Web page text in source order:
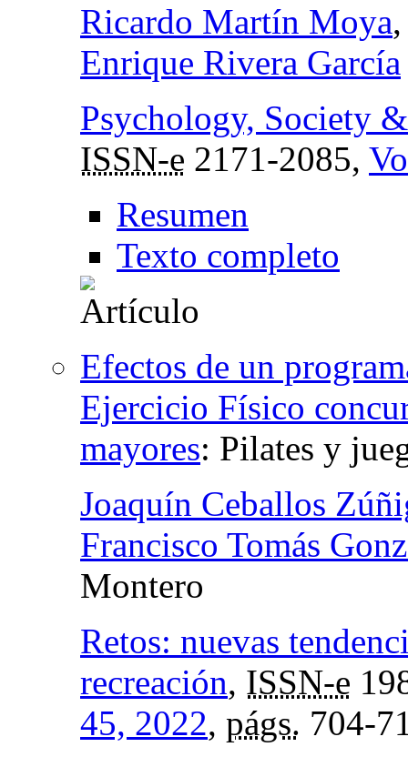
Ricardo Martín Moya
Enrique Rivera García
Psychology, Society
ISSN-e 2171-2085,
Resumen
Texto completo
Efectos de un
Ejercicio Físico
mayores: Pilates y
Joaquín Ceballos
Francisco Tomás
Montero
Retos: nuevas
recreación, ISSN-e
45, 2022, págs. 704-